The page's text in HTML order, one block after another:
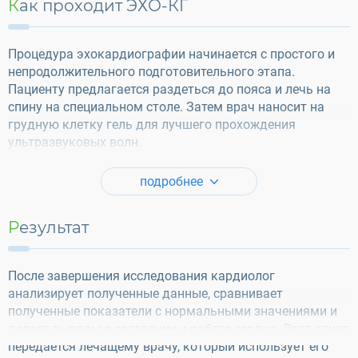
Как проходит ЭХО-КГ
Процедура эхокардиографии начинается с простого и
непродолжительного подготовительного этапа.
Пациенту предлагается раздеться до пояса и лечь на
спину на специальном столе. Затем врач наносит на
грудную клетку гель для лучшего прохождения
ультразвуковых волн.
подробнее
Результат
После завершения исследования кардиолог
анализирует полученные данные, сравнивает
полученные показатели с нормальными значениями и
делает выводы о состоянии и работе сердца. Этот отчет
передается лечащему врачу, который использует его